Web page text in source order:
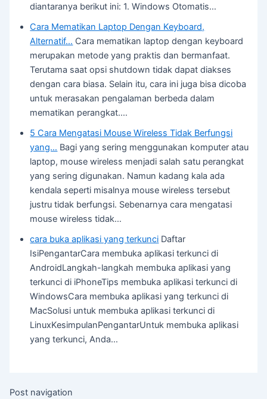
diantaranya berikut ini: 1. Windows Otomatis…
Cara Mematikan Laptop Dengan Keyboard,
Alternatif… Cara mematikan laptop dengan keyboard
merupakan metode yang praktis dan bermanfaat.
Terutama saat opsi shutdown tidak dapat diakses
dengan cara biasa. Selain itu, cara ini juga bisa dicoba
untuk merasakan pengalaman berbeda dalam
mematikan perangkat.…
5 Cara Mengatasi Mouse Wireless Tidak Berfungsi
yang… Bagi yang sering menggunakan komputer atau
laptop, mouse wireless menjadi salah satu perangkat
yang sering digunakan. Namun kadang kala ada
kendala seperti misalnya mouse wireless tersebut
justru tidak berfungsi. Sebenarnya cara mengatasi
mouse wireless tidak…
cara buka aplikasi yang terkunci Daftar
IsiPengantarCara membuka aplikasi terkunci di
AndroidLangkah-langkah membuka aplikasi yang
terkunci di iPhoneTips membuka aplikasi terkunci di
WindowsCara membuka aplikasi yang terkunci di
MacSolusi untuk membuka aplikasi terkunci di
LinuxKesimpulanPengantarUntuk membuka aplikasi
yang terkunci, Anda…
Post navigation